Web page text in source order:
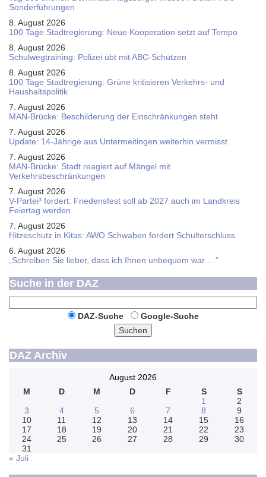
Sonderführungen
8. August 2026
100 Tage Stadtregierung: Neue Kooperation setzt auf Tempo
8. August 2026
Schul­weg­trai­ning: Poli­zei übt mit ABC-Schüt­zen
8. August 2026
100 Tage Stadtregierung: Grüne kritisieren Verkehrs- und
Haushaltspolitik
7. August 2026
MAN-Brücke: Beschilderung der Einschränkungen steht
7. August 2026
Update: 14-Jährige aus Untermeitingen weiterhin vermisst
7. August 2026
MAN-Brücke: Stadt reagiert auf Mängel mit
Verkehrsbeschränkungen
7. August 2026
V-Partei­³ fordert: Friedens­fest soll ab 2027 auch im Land­kreis
Feier­tag werden
7. August 2026
Hitzeschutz in Kitas: AWO Schwaben fordert Schulterschluss
6. August 2026
„Schreiben Sie lieber, dass ich Ihnen unbequem war …“
Suche in der DAZ
DAZ-Suche
Google-Suche
Suchen
DAZ Archiv
August 2026
M
D M D F S
S
1
2
3
4 5 6 7 8
9
10
11 12 13 14 15
16
17
18 19 20 21 22
23
24
25 26 27 28 29
30
31
« Juli